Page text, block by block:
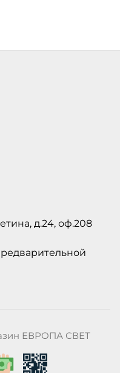
д.24, оф.208
ЕВРОПА СВЕТ